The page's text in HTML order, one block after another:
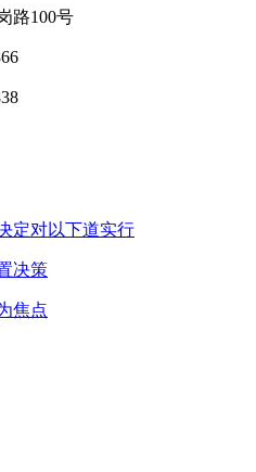
路100号
定对以下道实行
决策
焦点